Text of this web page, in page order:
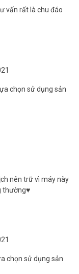
vấn rất là chu đáo
chọn sử dụng sản
nên trữ vì máy này
thường♥️
chọn sử dụng sản